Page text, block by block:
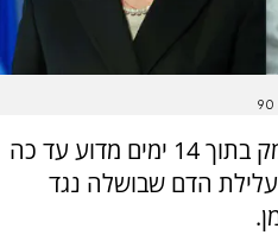
בג"ץ דורש מהיועמ"שית לנמק בתוך 14 ימים מדוע עד כה
הדם שבושלה נגד